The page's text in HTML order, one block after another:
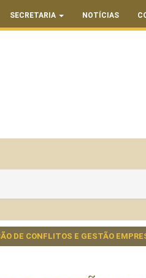
SECRETARIA NOTÍCIAS
DE CONFLITOS E GESTÃO